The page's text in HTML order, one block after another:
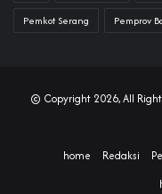
Pemkot Serang Pemprov
© Copyright 2026, All
home
Redaksi